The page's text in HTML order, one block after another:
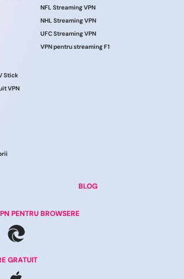
Stick
VPN
NFL Streaming VPN
NHL Streaming VPN
UFC Streaming VPN
VPN pentru streaming F1
BLOG
PENTRU BROWSERE
GRATUIT